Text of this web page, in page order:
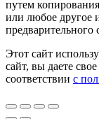
путем
или любое другое
предварительного
Этот сайт
сайт, вы даете
соответствии с